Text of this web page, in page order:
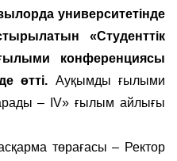
университетінде
«Студенттік
конференциясы
өтті. Ауқымды ғылыми
– IV» ғылым айлығы
төрағасы – Ректор